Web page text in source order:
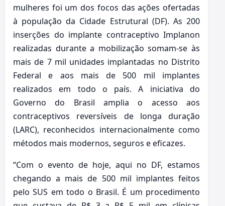
mulheres foi um dos focos das ações ofertadas
à população da Cidade Estrutural (DF). As 200
inserções do implante contraceptivo Implanon
realizadas durante a mobilização somam-se às
mais de 7 mil unidades implantadas no Distrito
Federal e aos mais de 500 mil implantes
realizados em todo o país. A iniciativa do
Governo do Brasil amplia o acesso aos
contraceptivos reversíveis de longa duração
(LARC), reconhecidos internacionalmente como
métodos mais modernos, seguros e eficazes.
“Com o evento de hoje, aqui no DF, estamos
chegando a mais de 500 mil implantes feitos
pelo SUS em todo o Brasil. É um procedimento